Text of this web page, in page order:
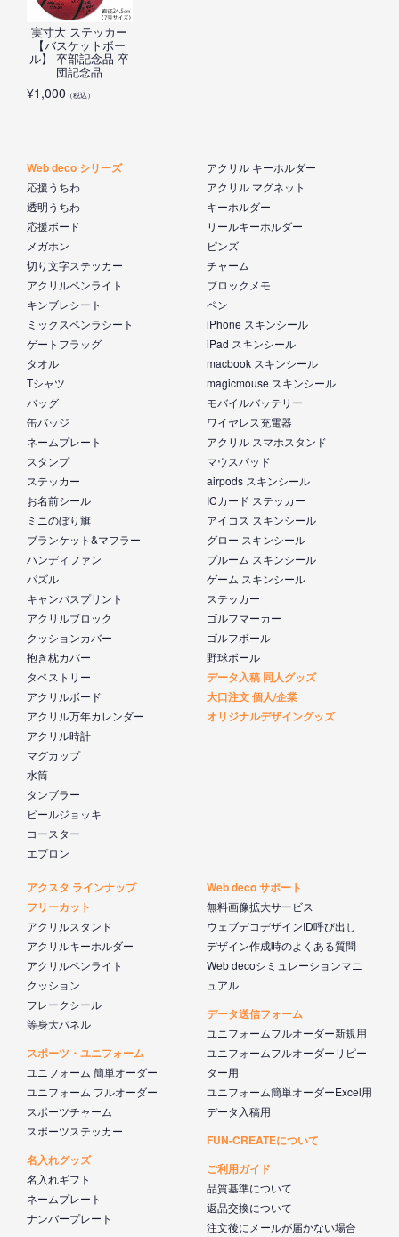
実寸大 ステッカー
【バスケットボー
ル】 卒部記念品 卒
団記念品
¥1,000 （税込）
Web deco シリーズ
応援うちわ
透明うちわ
応援ボード
メガホン
切り文字ステッカー
アクリルペンライト
キンブレシート
ミックスペンラシート
ゲートフラッグ
タオル
Tシャツ
バッグ
缶バッジ
ネームプレート
スタンプ
ステッカー
お名前シール
ミニのぼり旗
ブランケット&マフラー
ハンディファン
パズル
キャンバスプリント
アクリルブロック
クッションカバー
抱き枕カバー
タペストリー
アクリルボード
アクリル万年カレンダー
アクリル時計
マグカップ
水筒
タンブラー
ビールジョッキ
コースター
エプロン
アクリル キーホルダー
アクリル マグネット
キーホルダー
リールキーホルダー
ピンズ
チャーム
ブロックメモ
ペン
iPhone スキンシール
iPad スキンシール
macbook スキンシール
magicmouse スキンシール
モバイルバッテリー
ワイヤレス充電器
アクリル スマホスタンド
マウスパッド
airpods スキンシール
ICカード ステッカー
アイコス スキンシール
グロー スキンシール
プルーム スキンシール
ゲーム スキンシール
ステッカー
ゴルフマーカー
ゴルフボール
野球ボール
データ入稿 同人グッズ
大口注文 個人/企業
オリジナルデザイングッズ
アクスタ ラインナップ
フリーカット
アクリルスタンド
アクリルキーホルダー
アクリルペンライト
クッション
フレークシール
等身大パネル
スポーツ・ユニフォーム
ユニフォーム 簡単オーダー
ユニフォーム フルオーダー
スポーツチャーム
スポーツステッカー
名入れグッズ
名入れギフト
ネームプレート
ナンバープレート
Web deco サポート
無料画像拡大サービス
ウェブデコデザインID呼び出し
デザイン作成時のよくある質問
Web decoシミュレーションマニ
ュアル
データ送信フォーム
ユニフォームフルオーダー新規用
ユニフォームフルオーダーリピー
ター用
ユニフォーム簡単オーダーExcel用
データ入稿用
FUN-CREATEについて
ご利用ガイド
品質基準について
返品交換について
注文後にメールが届かない場合